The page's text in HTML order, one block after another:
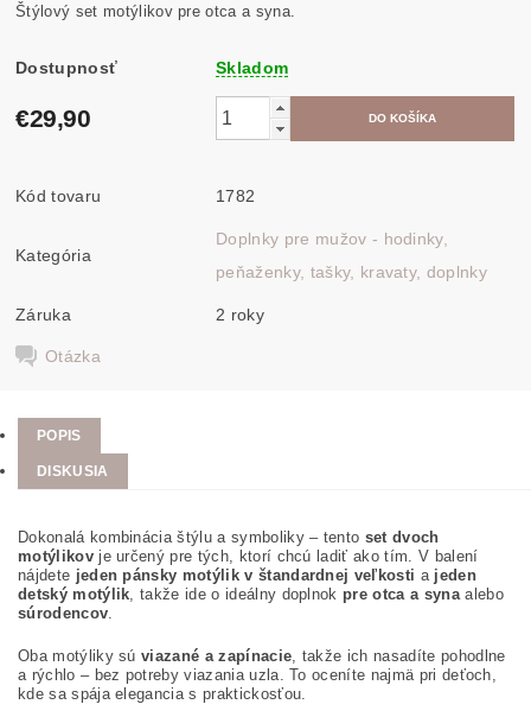
Štýlový set motýlikov pre otca a syna.
Dostupnosť Skladom
€29,90
Kód tovaru 1782
Kategória
Doplnky pre mužov - hodinky,
peňaženky, tašky, kravaty, doplnky
Záruka 2 roky
Otázka
POPIS
DISKUSIA
Dokonalá kombinácia štýlu a symboliky – tento set dvoch
motýlikovje určený pre tých, ktorí chcú ladiť ako tím. V balení
nájdete jeden pánsky motýlik v štandardnej veľkosti a jeden
detský motýlik, takže ide o ideálny doplnok pre otca a synaalebo
súrodencov.
Oba motýliky súviazané a zapínacie, takže ich nasadíte pohodlne
a rýchlo – bez potreby viazania uzla. To oceníte najmä pri deťoch,
kde sa spája elegancia s praktickosťou.